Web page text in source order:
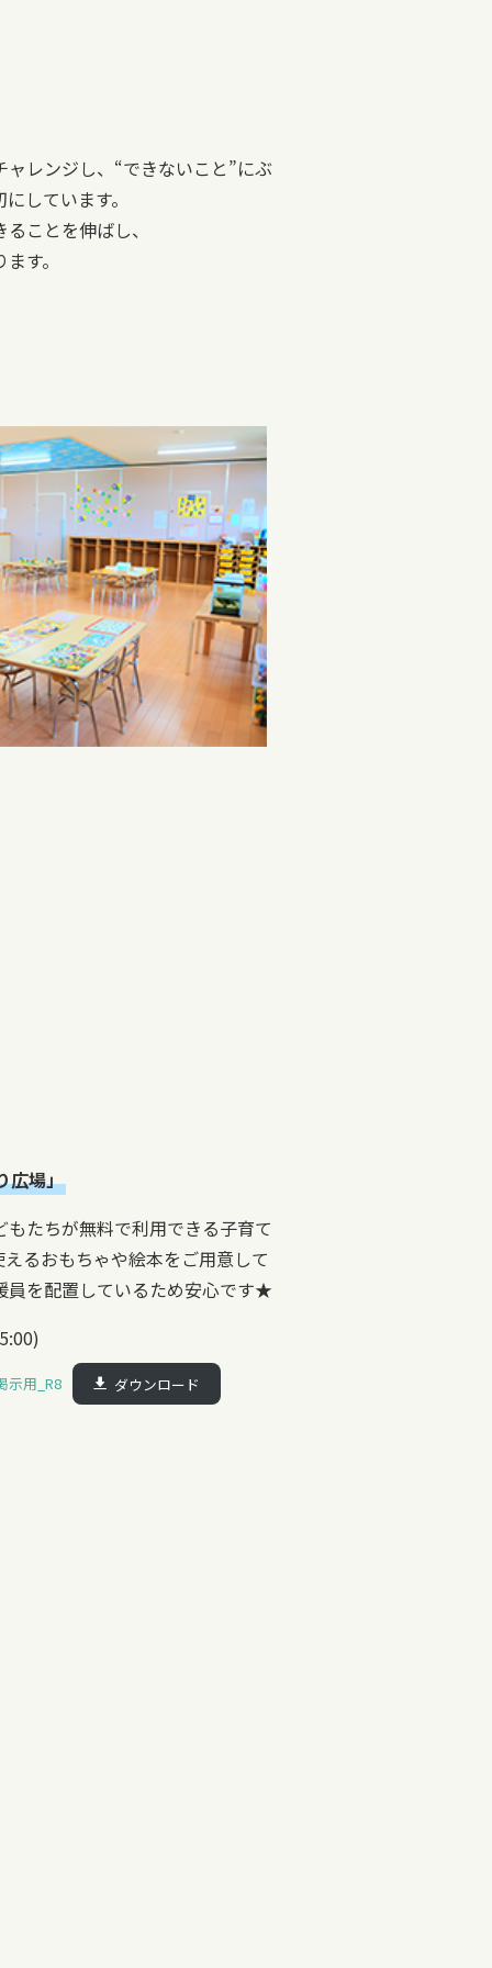
レンジし、“できないこと”にぶ
しています。
ことを伸ばし、
す。
広場」
たちが無料で利用できる子育て
るおもちゃや絵本をご用意して
員を配置しているため安心です★
示用_R8 ダウンロード